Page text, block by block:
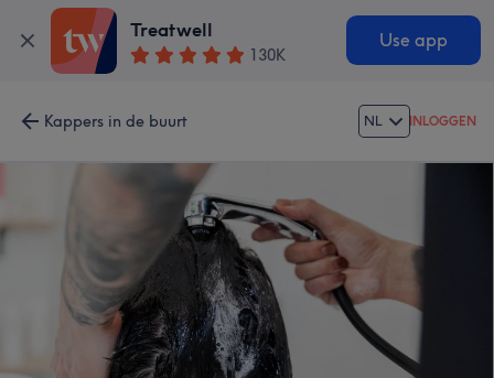
Treatwell
130K
Use app
Kappers in de buurt NL INLOGGEN